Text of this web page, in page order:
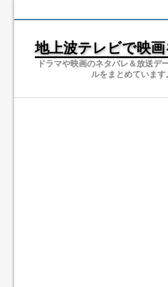
地上波テレビで映画
ドラマや映画のネタバレ＆放送デ
ルをまとめています。